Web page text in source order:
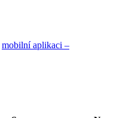
mobilní aplikaci –